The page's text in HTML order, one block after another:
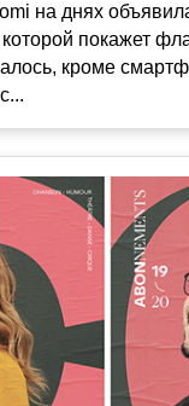
на днях
покажет
кроме